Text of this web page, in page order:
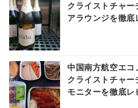
クライストチャー
アラウンジを徹底
中国南方航空エ
クライストチャ
モニターを徹底レ